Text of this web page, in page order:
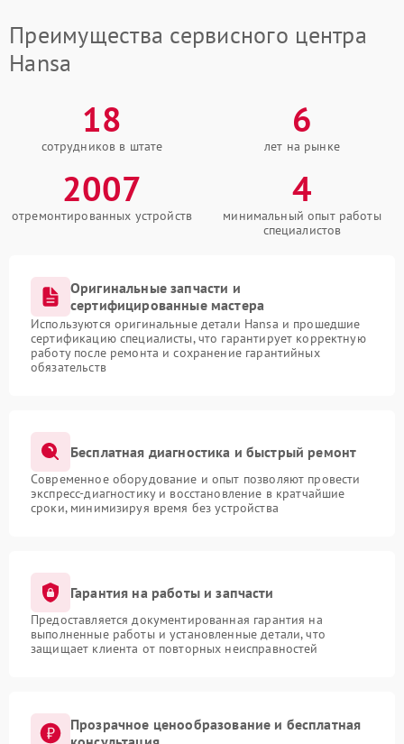
Преимущества сервисного центра
Hansa
18
сотрудников в штате
6
лет на рынке
2007
отремонтированных устройств
4
минимальный опыт работы
специалистов
Оригинальные запчасти и
сертифицированные мастера
Используются оригинальные детали Hansa и прошедшие
сертификацию специалисты, что гарантирует корректную
работу после ремонта и сохранение гарантийных
обязательств
Бесплатная диагностика и быстрый ремонт
Современное оборудование и опыт позволяют провести
экспресс-диагностику и восстановление в кратчайшие
сроки, минимизируя время без устройства
Гарантия на работы и запчасти
Предоставляется документированная гарантия на
выполненные работы и установленные детали, что
защищает клиента от повторных неисправностей
Прозрачное ценообразование и бесплатная